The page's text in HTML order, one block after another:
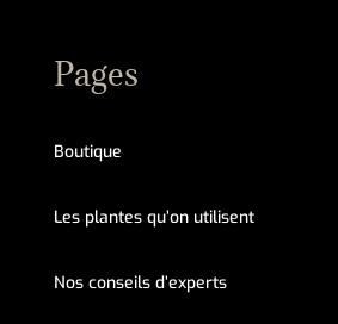
Pages
Boutique
Les plantes qu’on utilisent
Nos conseils d’experts